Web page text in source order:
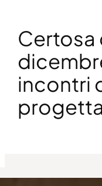
Certosa
incontri